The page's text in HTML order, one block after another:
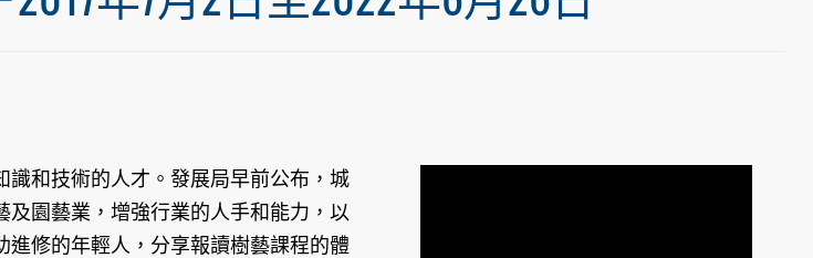
和技術的人才。發展局早前公布，城
園藝業，增強行業的人手和能力，以
修的年輕人，分享報讀樹藝課程的體